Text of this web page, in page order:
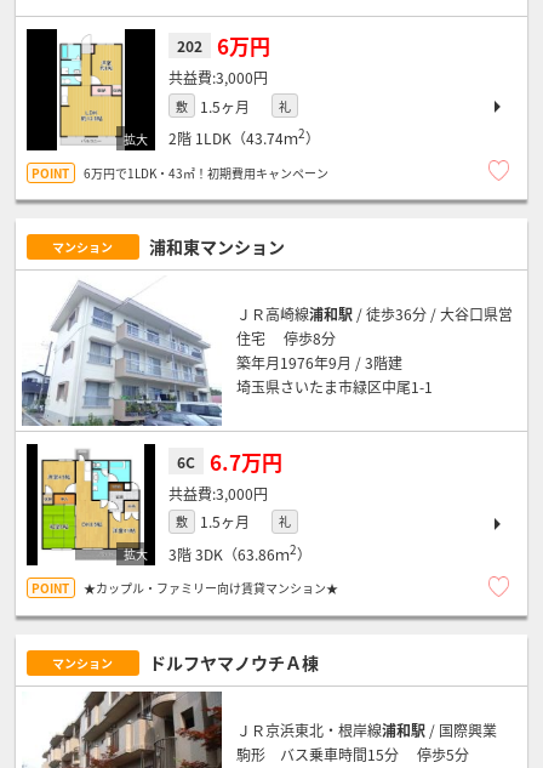
202 6万円
3,000円
敷 1.5ヶ月 礼
2階 1LDK（43.74ｍ2）
6万円で1LDK・43㎡！初期費用キャンペーン
マンション 浦和東マンション
ＪＲ高崎線浦和駅 / 徒歩36分 / 大谷口県営
住宅 停歩8分
築年月1976年9月 / 3階建
埼玉県さいたま市緑区中尾1-1
6C 6.7万円
3,000円
敷 1.5ヶ月 礼
3階3DK（63.86ｍ2）
★カップル・ファミリー向け賃貸マンション★
マンション ドルフヤマノウチＡ棟
ＪＲ京浜東北・根岸線浦和駅 / 国際興業
駒形 バス乗車時間15分 停歩5分